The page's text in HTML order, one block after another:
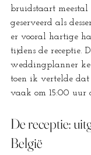
bruidstaart
geserveerd als
er vooral hartige
tijdens de receptie.
weddingplanner
toen ik vertelde
vaak om 15:00 uur
De receptie:
België